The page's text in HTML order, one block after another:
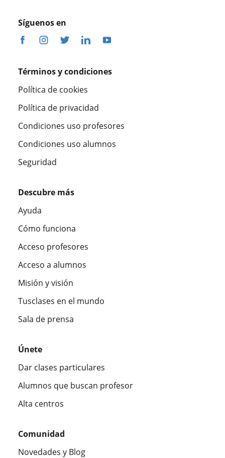
Síguenos en
Términos y condiciones
Política de cookies
Política de privacidad
Condiciones uso profesores
Condiciones uso alumnos
Seguridad
Descubre más
Ayuda
Cómo funciona
Acceso profesores
Acceso a alumnos
Misión y visión
Tusclases en el mundo
Sala de prensa
Únete
Dar clases particulares
Alumnos que buscan profesor
Alta centros
Comunidad
Novedades y Blog